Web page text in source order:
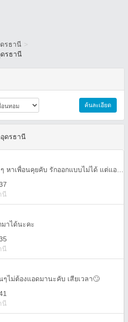
รธานี >
ดรธานี
ค้นละเอียด
ดรธานี
นี
าได้นะคะ
นี
ๆไม่ต้องแอดมานะคับ เสียเวลา🙄
นี